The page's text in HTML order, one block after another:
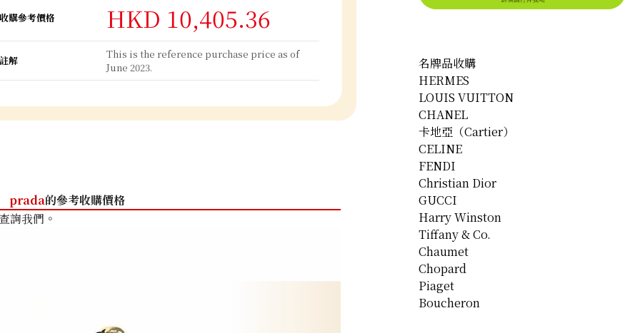
收購參考價格 HKD 10,405.36
註解
This is the reference purchase price as of
June 2023.
prada的參考收購價格
詢我們。
名牌品收購
HERMES
LOUIS VUITTON
CHANEL
卡地亞（Cartier）
CELINE
FENDI
Christian Dior
GUCCI
Harry Winston
Tiffany & Co.
Chaumet
Chopard
Piaget
Boucheron